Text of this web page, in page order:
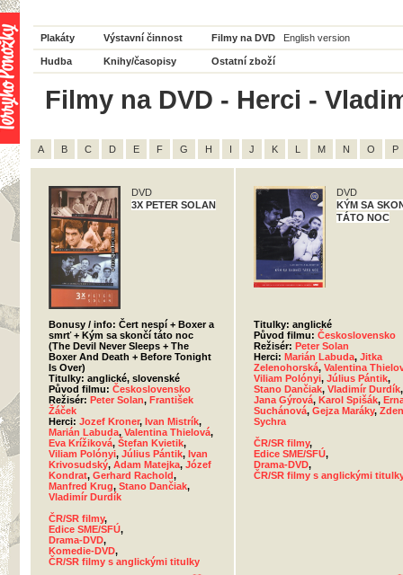
Plakáty Výstavní činnost Filmy na DVD English version
Hudba Knihy/časopisy Ostatní zboží
Filmy na DVD - Herci -
A B C D E F G H I J K L M N O P
DVD
3X PETER SOLAN
Bonusy / info: Čert nespí + Boxer a
smrť + Kým sa skončí táto noc
(The Devil Never Sleeps + The
Boxer And Death + Before Tonight
Is Over)
Titulky: anglické, slovenské
Původ filmu: Československo
Režisér: Peter Solan, František
Žáček
Herci: Jozef Kroner, Ivan Mistrík,
Marián Labuda, Valentina Thielová,
Eva Krížiková, Štefan Kvietik,
Viliam Polónyi, Július Pántik, Ivan
Krivosudský, Adam Matejka, Józef
Kondrat, Gerhard Rachold,
Manfred Krug, Stano Dančiak,
Vladimír Durdík
ČR/SR filmy,
Edice SME/SFÚ,
Drama-DVD,
Komedie-DVD,
ČR/SR filmy s anglickými titulky
DVD
KÝM SA
TÁTO NOC
Titulky: anglické
Původ filmu: Československo
Režisér: Peter Solan
Herci: Marián Labuda, Jitka
Zelenohorská, Valentina
Viliam Polónyi, Július Pántik,
Stano Dančiak, Vladimír Durdík,
Jana Gýrová, Karol Spišák,
Suchánová, Gejza Maráky,
Sychra
ČR/SR filmy,
Edice SME/SFÚ,
Drama-DVD,
ČR/SR filmy s anglickými